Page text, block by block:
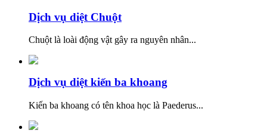
Dịch vụ diệt Chuột
Chuột là loài động vật gây ra nguyên nhân...
Dịch vụ diệt kiến ba khoang
Kiến ba khoang có tên khoa học là Paederus...